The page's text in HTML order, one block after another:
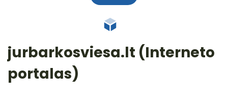
jurbarkosviesa.lt (Interneto
portalas)